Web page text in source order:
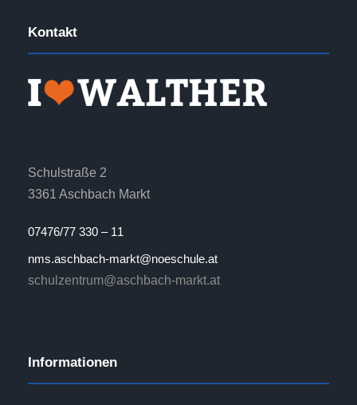
Kontakt
Schulstraße 2
3361 Aschbach Markt
07476/77 330 – 11
nms.aschbach-markt@noeschule.at
schulzentrum@aschbach-markt.at
Informationen